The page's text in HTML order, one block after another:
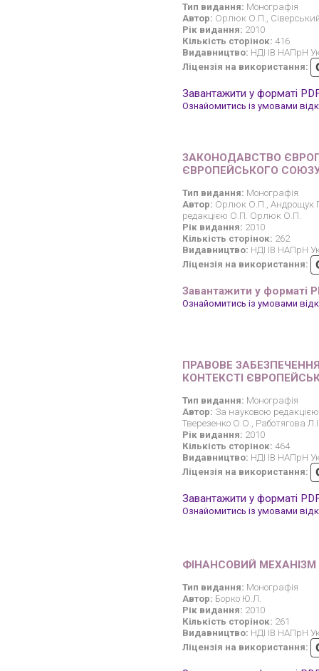
Тип видання: Монографія
Автор: Орлюк О.П.,
Рік видання: 2010
Кількість сторінок: 416
Видавництво: НДІ ІВ НАПрН
Ліцензія на використання:
Завантажити у форматі
Ознайомитись із умовами
ЗАКОНОДАВСТВО
ЄВРОПЕЙСЬКОГО СОЮЗУ
Тип видання: Монографія
Автор: Орлюк О.П., Андрощук
редакцією О.П. Орлюк О.П.
Рік видання: 2010
Кількість сторінок: 262
Видавництво: НДІ ІВ НАПрН
Ліцензія на використання:
Завантажити у форматі
Ознайомитись із умовами
ПРАВОВЕ
КОНТЕКСТІ
Тип видання: Монографія
Автор: За науковою
Тверезенко О.О., Работягова
Рік видання: 2010
Кількість сторінок: 464
Видавництво: НДІ ІВ НАПрН
Ліцензія на використання:
Завантажити у форматі
Ознайомитись із умовами
ФІНАНСОВИЙ
Тип видання: Монографія
Автор: Борко Ю.Л.
Рік видання: 2010
Кількість сторінок: 261
Видавництво: НДІ ІВ НАПрН
Ліцензія на використання: